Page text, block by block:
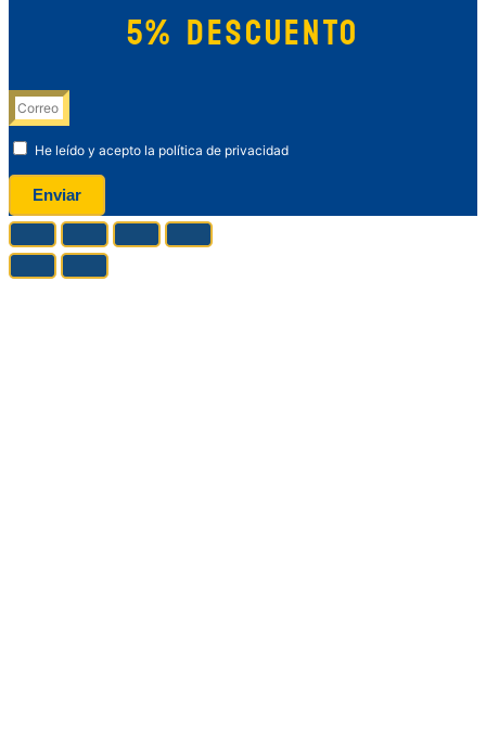
5% DESCUENTO
He leído y acepto la política de privacidad
Enviar